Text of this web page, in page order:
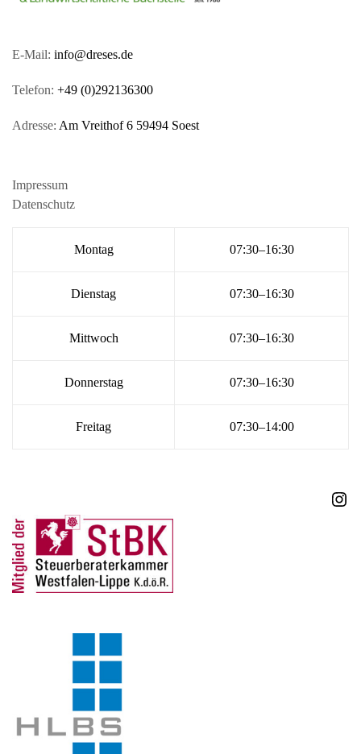
E-Mail: info@dreses.de
Telefon: +49 (0)292136300
Adresse: Am Vreithof 6 59494 Soest
Impressum
Datenschutz
Montag 07:30–16:30
Dienstag 07:30–16:30
Mittwoch 07:30–16:30
Donnerstag 07:30–16:30
Freitag 07:30–14:00